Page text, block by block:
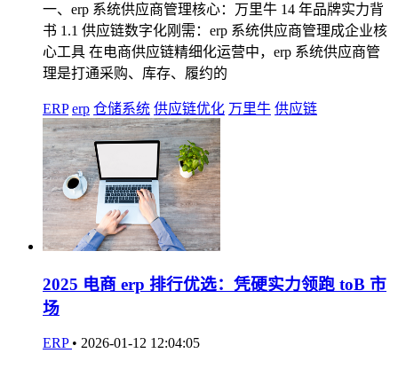
一、erp 系统供应商管理核心：万里牛 14 年品牌实力背
书 1.1 供应链数字化刚需：erp 系统供应商管理成企业核
心工具 在电商供应链精细化运营中，erp 系统供应商管
理是打通采购、库存、履约的
ERP erp 仓储系统 供应链优化 万里牛 供应链
2025 电商 erp 排行优选：凭硬实力领跑 toB 市
场
ERP • 2026-01-12 12:04:05